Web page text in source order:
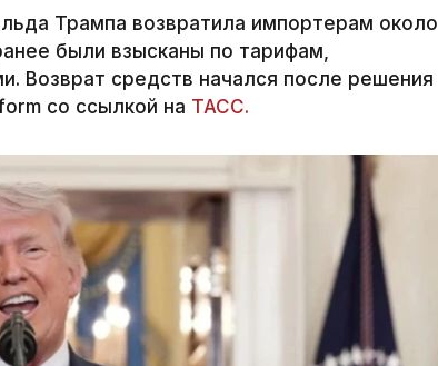
Трампа возвратила импортерам около
были взысканы по тарифам,
Возврат средств начался после решения
со ссылкой на ТАСС.